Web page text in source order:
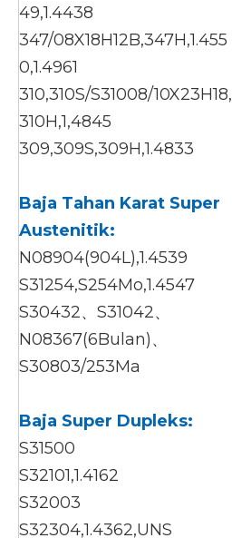
49,1.4438
347/08X18H12B,347H,1.455
0,1.4961
310,310S/S31008/10X23H18,
310H,1,4845
309,309S,309H,1.4833
Baja Tahan Karat Super
Austenitik:
N08904(904L),1.4539
S31254,S254Mo,1.4547
S30432、S31042、
N08367(6Bulan)、
S30803/253Ma
Baja Super Dupleks:
S31500
S32101,1.4162
S32003
S32304,1.4362,UNS